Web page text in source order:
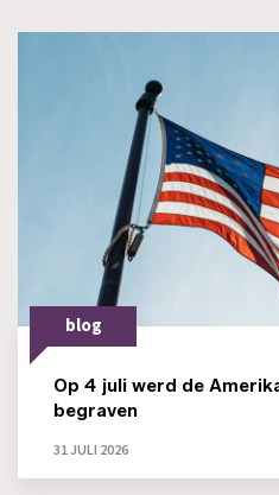
blog
Op 4 juli werd de
begraven
31 JULI 2026